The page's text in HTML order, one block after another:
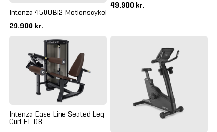
Intenza 450UBi2 Motionscykel
29.900 kr.
49.900 kr.
Intenza Ease Line Seated Leg
Curl EL-08